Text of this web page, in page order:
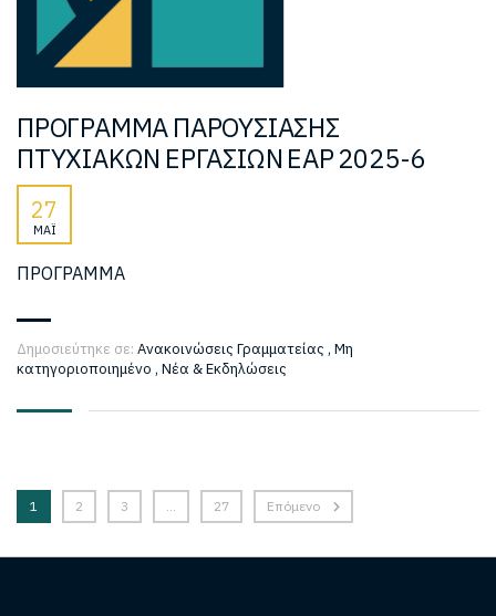
ΠΡΟΓΡΑΜΜΑ ΠΑΡΟΥΣΙΑΣΗΣ
ΠΤΥΧΙΑΚΩΝ ΕΡΓΑΣΙΩΝ ΕΑΡ 2025-6
27
ΜΆΙ
ΠΡΟΓΡΑΜΜΑ
Δημοσιεύτηκε σε: Ανακοινώσεις Γραμματείας , Μη
κατηγοριοποιημένο , Νέα & Εκδηλώσεις
1 2 3 … 27 Επόμενο